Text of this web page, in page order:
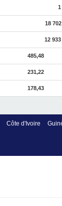
1
18
12
485,48
231,22
178,43
Côte d'Ivoire